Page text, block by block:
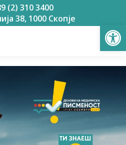
(2) 310 3400
38, 1000 Скопје